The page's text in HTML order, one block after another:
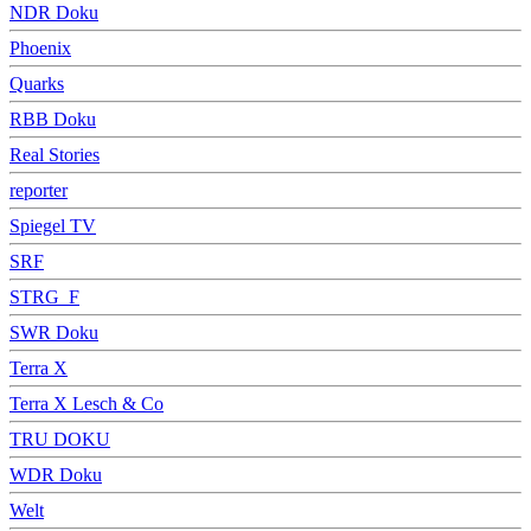
NDR Doku
Phoenix
Quarks
RBB Doku
Real Stories
reporter
Spiegel TV
SRF
STRG_F
SWR Doku
Terra X
Terra X Lesch & Co
TRU DOKU
WDR Doku
Welt